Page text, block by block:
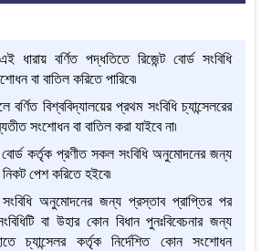
ধারায় বর্ণিত পদ্ধতিতে রিজেন্ট বোর্ড সংবিধি
বা বাতিল করিতে পারিবে৷
বিশ্ববিদ্যালয়ের প্রথম সংবিধি চ্যান্সেলরের
সংশোধন বা বাতিল করা যাইবে না৷
বোর্ড কর্তৃক প্রণীত সকল সংবিধি অনুমোদনের জন্য
নিকট পেশ করিতে হইবে৷
অনুমোদনের জন্য প্রস্তাব প্রাপ্তির পর
বা উহার কোন বিধান পুনঃবিবেচনার জন্য
চ্যান্সেলর কর্তৃক নির্দেশিত কোন সংশোধন